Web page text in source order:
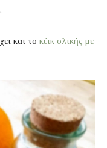
και το κέικ ολικής με